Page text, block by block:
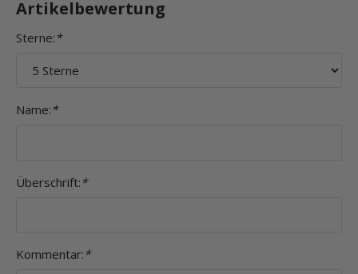
Artikelbewertung
Sterne: *
Name: *
Überschrift: *
Kommentar: *